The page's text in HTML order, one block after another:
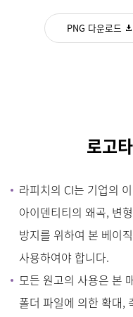
PNG 다운로드
로고
라피치의 CI는 기업의
아이덴티티의 왜곡, 변
방지를 위하여 본 베이
사용하여야 합니다.
모든 원고의 사용은 본
폴더 파일에 의한 확대,